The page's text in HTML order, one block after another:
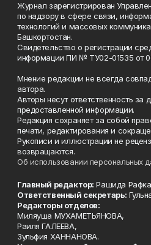
Журнал зарегистрирован
по надзору в сфере связи,
технологий и массовых
Башкортостан.
Свидетельство о регистрации
информации ПИ № ТУ02-01535 от
Мнение редакции не всегда
автора.
Авторы несут ответственность за
предоставленной информации.
Редакция сохраняет за собой
печати, редактирования и
Рукописи и иллюстрации не
возвращаются.
Об использовании персональных
Главный редактор: Рашида
Ответственный секретарь:
Редакторы отделов:
Миляуша МУХАМЕТЬЯНОВА,
Раиля ГАЛЕЕВА,
Зульфия ХАННАНОВА.